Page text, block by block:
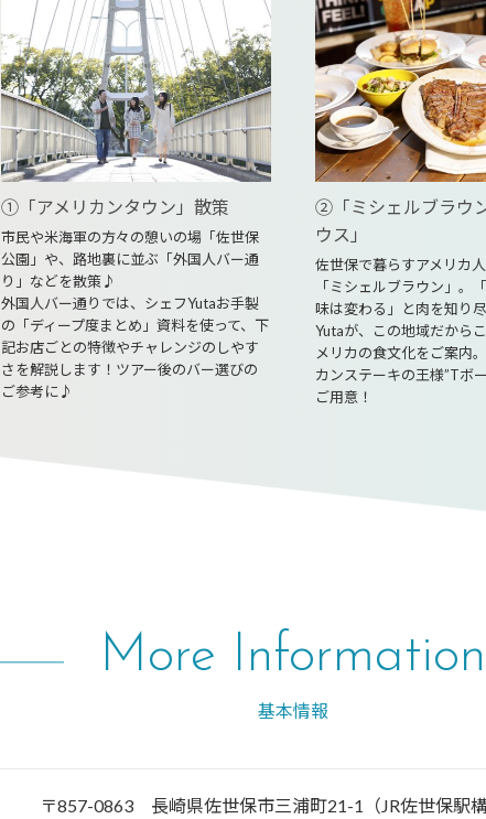
①「アメリカンタウン」散策
市民や米海軍の方々の憩いの場「佐世保
公園」や、路地裏に並ぶ「外国人バー通
り」などを散策♪
外国人バー通りでは、シェフYutaお手製
の「ディープ度まとめ」資料を使って、下
記お店ごとの特徴やチャレンジのしやす
さを解説します！ツアー後のバー選びの
ご参考に♪
②「ミシェルブラウ
ウス」
佐世保で暮らすアメリカ
「ミシェルブラウン」。
味は変わる」と肉を知り
Yutaが、この地域だから
メリカの食文化をご案内
カンステーキの王様”Tボ
ご用意！
More Information
基本情報
〒857-0863 長崎県佐世保市三浦町21-1（JR佐世保駅構